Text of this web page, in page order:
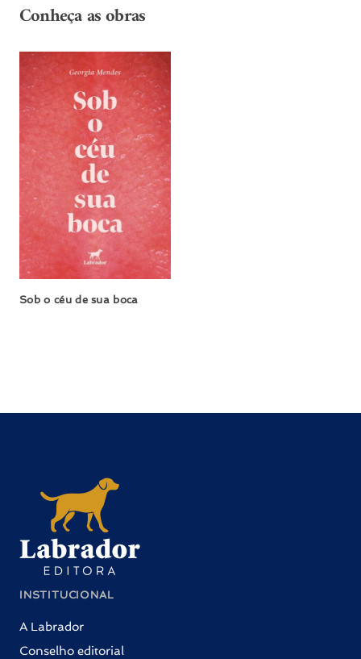
Conheça as obras
Sob o céu de sua boca
INSTITUCIONAL
A Labrador
Conselho editorial